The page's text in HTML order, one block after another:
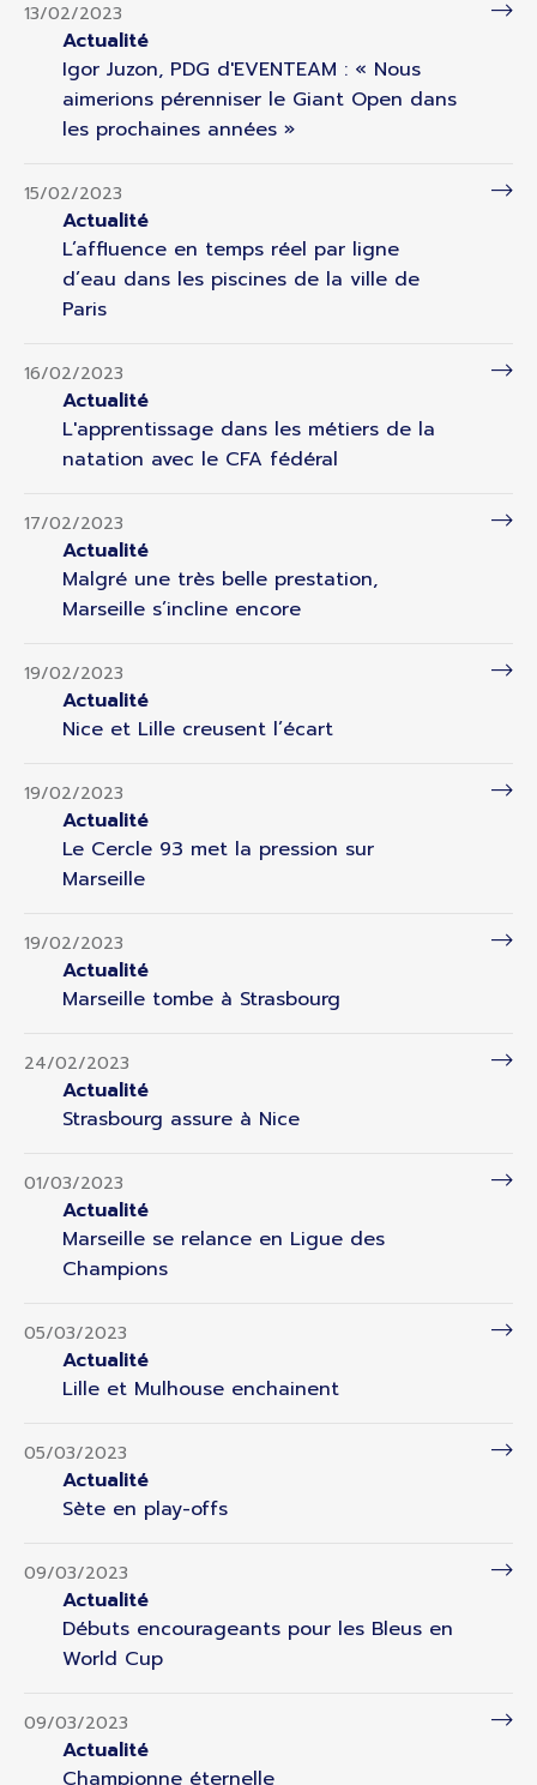
13/02/2023
Actualité
Igor Juzon, PDG d'EVENTEAM : « Nous
aimerions pérenniser le Giant Open dans
les prochaines années »
15/02/2023
Actualité
L’affluence en temps réel par ligne
d’eau dans les piscines de la ville de
Paris
16/02/2023
Actualité
L'apprentissage dans les métiers de la
natation avec le CFA fédéral
17/02/2023
Actualité
Malgré une très belle prestation,
Marseille s’incline encore
19/02/2023
Actualité
Nice et Lille creusent l’écart
19/02/2023
Actualité
Le Cercle 93 met la pression sur
Marseille
19/02/2023
Actualité
Marseille tombe à Strasbourg
24/02/2023
Actualité
Strasbourg assure à Nice
01/03/2023
Actualité
Marseille se relance en Ligue des
Champions
05/03/2023
Actualité
Lille et Mulhouse enchainent
05/03/2023
Actualité
Sète en play-offs
09/03/2023
Actualité
Débuts encourageants pour les Bleus en
World Cup
09/03/2023
Actualité
Championne éternelle